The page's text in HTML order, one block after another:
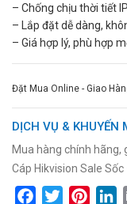
– Chống chịu thời tiết
– Lắp đặt dễ dàng,
– Giá hợp lý, phù hợp
Đặt Mua Online - Giao
DỊCH VỤ & KHUYẾN
Mua hàng chính hãng,
Cáp Hikvision Sale Sốc
FacebookTwitter